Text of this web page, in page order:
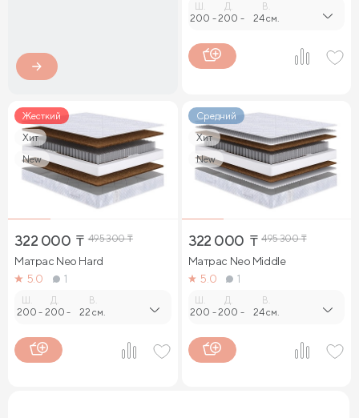
200 -
Д.
200 -
В.
24 см.
Жесткий
Хит
New
322 000 ₸ 495 300₸
Матрас Neo Hard
5.0
1
200 -
Д.
200 -
В.
22 см.
Средний
Хит
New
322 000 ₸ 495 300₸
Матрас Neo Middle
5.0
1
200 -
Д.
200 -
В.
24 см.